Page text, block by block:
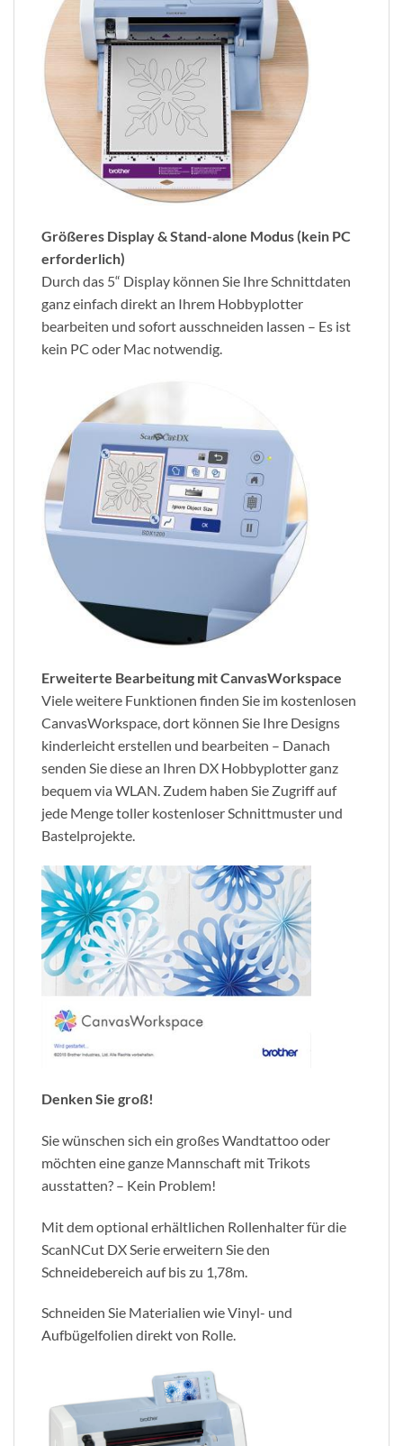
Größeres Display & Stand-alone Modus (kein PC
erforderlich)
Durch das 5“ Display können Sie Ihre Schnittdaten
ganz einfach direkt an Ihrem Hobbyplotter
bearbeiten und sofort ausschneiden lassen – Es ist
kein PC oder Mac notwendig.
Erweiterte Bearbeitung mit CanvasWorkspace
Viele weitere Funktionen finden Sie im kostenlosen
CanvasWorkspace, dort können Sie Ihre Designs
kinderleicht erstellen und bearbeiten – Danach
senden Sie diese an Ihren DX Hobbyplotter ganz
bequem via WLAN. Zudem haben Sie Zugriff auf
jede Menge toller kostenloser Schnittmuster und
Bastelprojekte.
Denken Sie groß!
Sie wünschen sich ein großes Wandtattoo oder
möchten eine ganze Mannschaft mit Trikots
ausstatten? – Kein Problem!
Mit dem optional erhältlichen Rollenhalter für die
ScanNCut DX Serie erweitern Sie den
Schneidebereich auf bis zu 1,78m.
Schneiden Sie Materialien wie Vinyl- und
Aufbügelfolien direkt von Rolle.